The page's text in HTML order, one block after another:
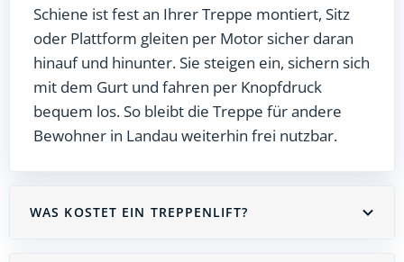
Schiene ist fest an Ihrer Treppe montiert, Sitz
oder Plattform gleiten per Motor sicher daran
hinauf und hinunter. Sie steigen ein, sichern sich
mit dem Gurt und fahren per Knopfdruck
bequem los. So bleibt die Treppe für andere
Bewohner in Landau weiterhin frei nutzbar.
WAS KOSTET EIN TREPPENLIFT?